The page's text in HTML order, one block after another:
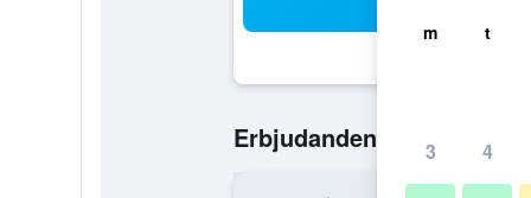
Erbjudanden från1 077 kr
m t
3 4